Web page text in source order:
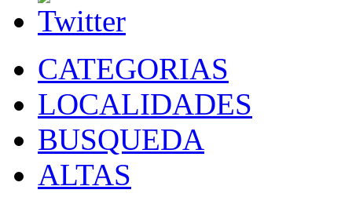
CATEGORIAS
LOCALIDADES
BUSQUEDA
ALTAS